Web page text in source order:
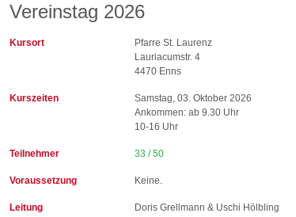
Vereinstag 2026
Kursort
Pfarre St. Laurenz
Lauriacumstr. 4
4470 Enns
Kurszeiten
Samstag, 03. Oktober 2026
Ankommen: ab 9.30 Uhr
10-16 Uhr
Teilnehmer 33 / 50
Voraussetzung Keine.
Leitung Doris Grellmann & Uschi Hölbling